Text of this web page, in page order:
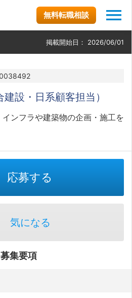
無料転職相談
掲載開始日： 2026/06/01
設・日系顧客担当）
ンフラや建築物の企画・施工を
応募する
気になる
募集要項